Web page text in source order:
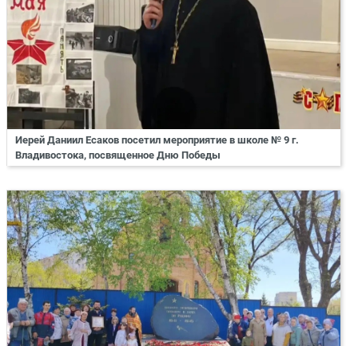
Иерей Даниил Есаков посетил мероприятие в школе № 9 г.
Владивостока, посвященное Дню Победы